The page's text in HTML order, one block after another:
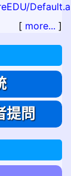
[ more... ]
提問